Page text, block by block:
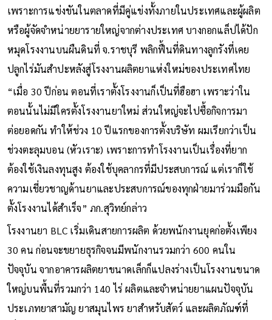
เพราะการแข่งขันในตลาดที่มีคู่แข่งทั้งภายในประเทศและผู้ผลิต
หรือผู้จัดจำหน่ายยารายใหญ่จากต่างประเทศ บางกอกแล็ปได้ปัก
หมุดโรงงานบนผืนดินที่ จ.ราชบุรี พลิกฟื้นที่ดินทางลูกรังที่เคย
ปลูกไร่มันสำปะหลังสู่โรงงานผลิตยาแห่งใหม่ของประเทศไทย
“เมื่อ 30 ปีก่อน ตอนที่เราตั้งโรงงานก็เป็นที่ฮือฮา เพราะว่าใน
ตอนนั้นไม่มีใครตั้งโรงงานยาใหม่ ส่วนใหญ่จะไปซื้อกิจการมา
ต่อยอดกัน ทำให้ช่วง 10 ปีแรกของการตั้งบริษัท ผมเรียกว่าเป็น
ช่วงตะลุมบอน (หัวเราะ) เพราะการทำโรงงานเป็นเรื่องที่ยาก
ต้องใช้เงินลงทุนสูง ต้องใช้บุคลากรที่มีประสบการณ์ แต่เราก็ใช้
ความเชี่ยวชาญด้านยาและประสบการณ์ของทุกฝ่ายมาร่วมมือกัน
ตั้งโรงงานได้สำเร็จ” ภก.สุวิทย์กล่าว
โรงงานยา BLC เริ่มเดินสายการผลิต ด้วยพนักงานยุคก่อตั้งเพียง
30 คน ก่อนจะขยายธุรกิจจนมีพนักงานรวมกว่า 600 คนใน
ปัจจุบัน จากอาคารผลิตยาขนาดเล็กก็แปลงร่างเป็นโรงงานขนาด
ใหญ่บนพื้นที่รวมกว่า 140 ไร่ ผลิตและจำหน่ายยาแผนปัจจุบัน
ประเภทยาสามัญ ยาสมุนไพร ยาสำหรับสัตว์ และผลิตภัณฑ์ที่